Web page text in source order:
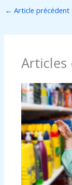
← Article précédent
Articles